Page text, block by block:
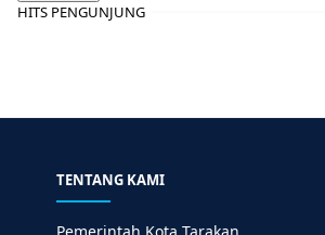
HITS PENGUNJUNG
TENTANG KAMI
Pemerintah Kota Tarakan